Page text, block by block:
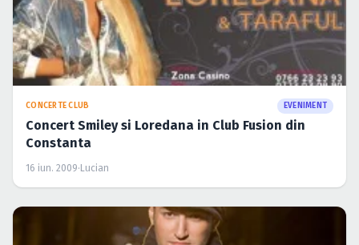
CONCERTE CLUB EVENIMENT
Concert Smiley si Loredana in Club Fusion din
Constanta
16 iun. 2009· Lucian